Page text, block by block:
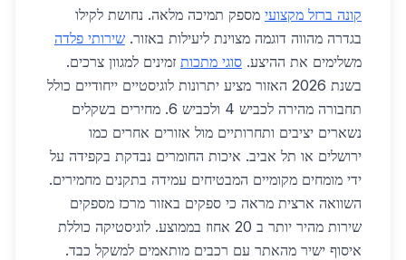
קונה ברזל מקצועי מספק תמיכה מלאה. נחושת לקילו
בגדרה מהווה דוגמה מצוינת ליעילות באזור. שירותי פלדה
משלימים את ההיצע. סוגי מתכות זמינים למגוון צרכים.
בשנת 2026 האזור מציע יתרונות לוגיסטיים ייחודיים כולל
תחבורה מהירה לכביש 4 ולכביש 6. מחירים בשקלים
נשארים יציבים ותחרותיים מול אזורים אחרים כמו
ירושלים או תל אביב. איכות החומרים נבדקת בקפידה על
ידי מומחים מקומיים המבטיחים עמידה בתקנים מחמירים.
השוואה ארצית מראה כי ספקים באזור מרכז מספקים
שירות מהיר יותר ב 20 אחוז בממוצע. לוגיסטיקה כוללת
איסוף ישיר מהאתר עם רכבים מותאמים למשקל כבד.